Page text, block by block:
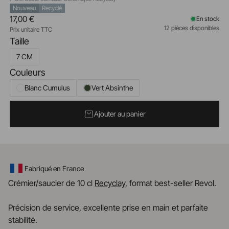
Taille
7 CM
Couleurs
Blanc Cumulus Vert Absinthe
Nouveau Recyclé
17,00 €
Prix unitaire TTC
En stock
12 pièces disponibles
Ajouter au panier
Fabriqué en France
Crémier/saucier de 10 cl Recyclay, format best-seller Revol.
Précision de service, excellente prise en main et parfaite
stabilité.